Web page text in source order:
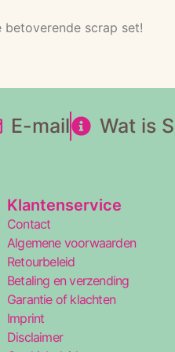
scrap set!
E-mail Wat is
Klantenservice
Contact
Algemene voorwaarden
Retourbeleid
Betaling en verzending
Garantie of klachten
Imprint
Disclaimer